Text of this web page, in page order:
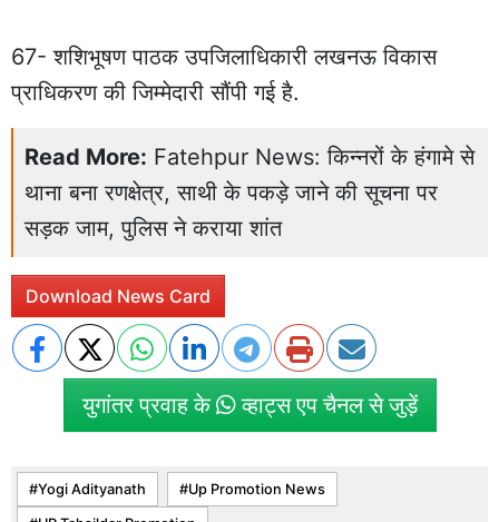
67- शशिभूषण पाठक उपजिलाधिकारी लखनऊ विकास
प्राधिकरण की जिम्मेदारी सौंपी गई है.
Read More: Fatehpur News: किन्नरों के हंगामे से
थाना बना रणक्षेत्र, साथी के पकड़े जाने की सूचना पर
सड़क जाम, पुलिस ने कराया शांत
Download News Card
युगांतर प्रवाह के व्हाट्स एप चैनल से जुड़ें
Yogi Adityanath Up Promotion News